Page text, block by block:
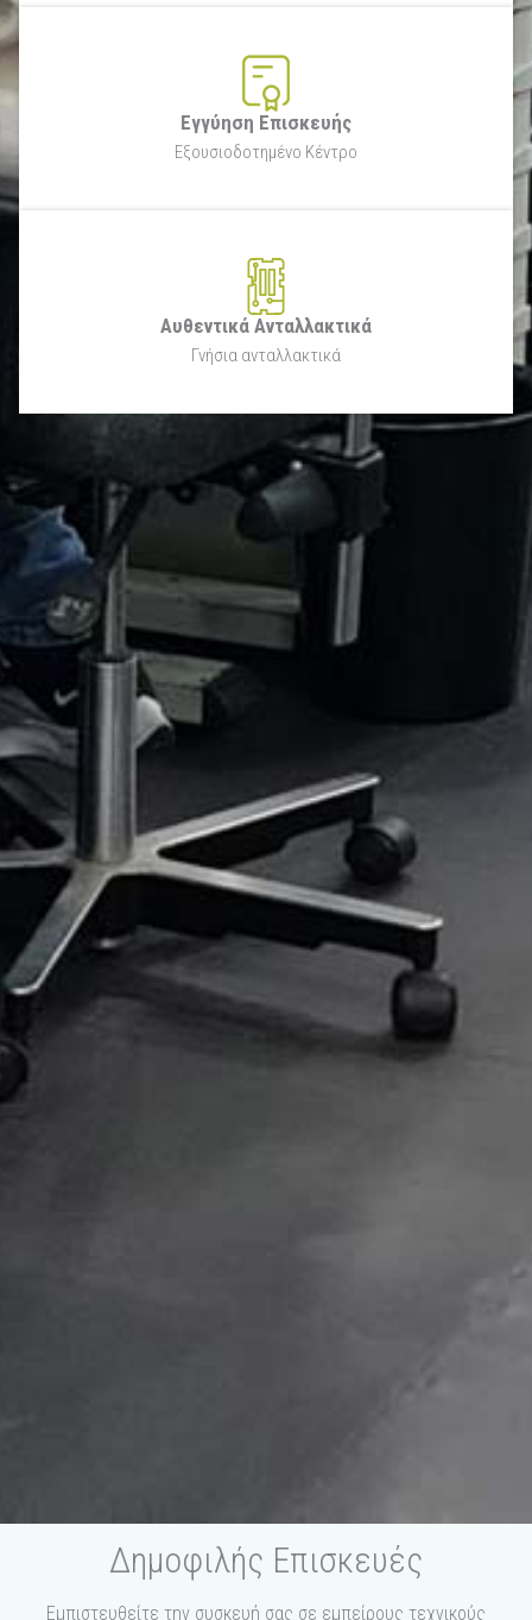
Εγγύηση Επισκευής
Εξουσιοδοτημένο Kέντρο
Αυθεντικά Ανταλλακτικά
Γνήσια ανταλλακτικά
Δημοφιλής Επισκευές
Εμπιστευθείτε την συσκευή σας σε εμπείρους τεχνικούς